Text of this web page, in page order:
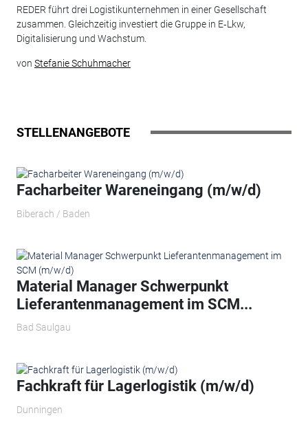
REDER führt drei Logistikunternehmen in einer Gesellschaft
zusammen. Gleichzeitig investiert die Gruppe in E‑Lkw,
Digitalisierung und Wachstum.
von Stefanie Schuhmacher
STELLENANGEBOTE
Facharbeiter Wareneingang (m/w/d)
Biberach / Baden
Material Manager Schwerpunkt
Lieferantenmanagement im SCM...
Bad Saulgau
Fachkraft für Lagerlogistik (m/w/d)
Dunningen